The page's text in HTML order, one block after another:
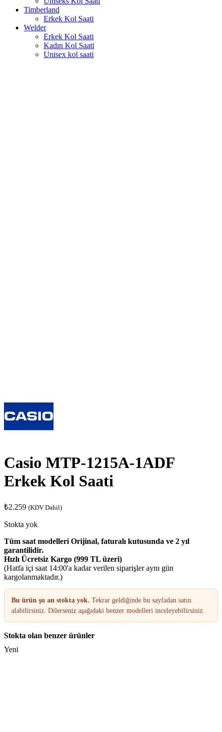
Timberland
Erkek Kol Saati
Welder
Erkek Kol Saati
Kadın Kol Saati
Unisex kol saati
Casio MTP-1215A-1ADF
Erkek Kol Saati
₺2.259 (KDV Dahil)
Stokta yok
Tüm saat modelleri Orijinal, faturalı kutusunda ve 2 yıl
garantilidir.
Hızlı Ücretsiz Kargo (999 TL üzeri)
(Hatfa içi saat 14:00'a kadar verilen siparişler aynı gün
kargolanmaktadır.)
Bu ürün şu an stokta yok. Tekrar geldiğinde bu sayfadan satın
alabilirsiniz. Dilerseniz aşağıdaki benzer modelleri inceleyebilirsiniz.
Stokta olan benzer ürünler
Yeni